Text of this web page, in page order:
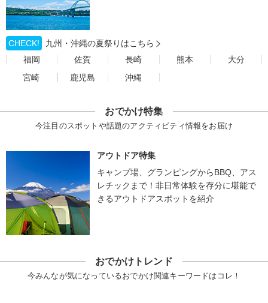
CHECK!
九州・沖縄の夏祭りはこちら
福岡
佐賀 長崎 熊本
大分
宮崎
鹿児島 沖縄
おでかけ特集
今注目のスポットや話題のアクティビティ情報をお届け
アウトドア特集
キャンプ場、グランピングからBBQ、アス
レチックまで！非日常体験を存分に堪能で
きるアウトドアスポットを紹介
おでかけトレンド
今みんなが気になっているおでかけ関連キーワードはコレ！